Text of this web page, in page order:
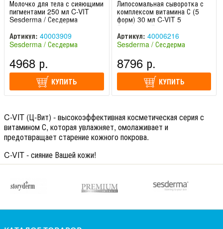
Молочко для тела с сияющими
пигментами 250 мл C-VIT
Sesderma / Сесдерма
Артикул: 40003909
Sesderma / Сесдерма
4968 р.
КУПИТЬ
Липосомальная сыворотка с
комплексом витамина С (5
форм) 30 мл C-VIT 5
Sesderma/Сесдерма
Артикул: 40006216
Sesderma / Сесдерма
8796 р.
КУПИТЬ
C-VIT (Ц-Вит) - высокоэффективная косметическая серия с
витамином С, которая увлажняет, омолаживает и
предотвращает старение кожного покрова.
C-VIT - сияние Вашей кожи!